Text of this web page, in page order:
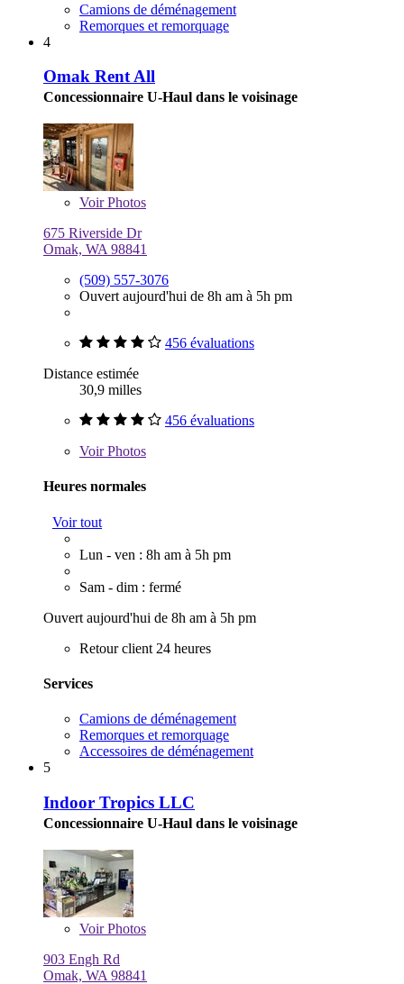
Camions de déménagement
Remorques et remorquage
4
Omak Rent All
Concessionnaire U-Haul dans le voisinage
VoirPhotos
675 Riverside Dr
Omak, WA 98841
(509) 557-3076
Ouvert aujourd'hui de 8h am à 5h pm
456 évaluations
Distance estimée
30,9 milles
456 évaluations
VoirPhotos
Heures normales
Voir tout
Lun - ven : 8h am à 5h pm
Sam - dim : fermé
Ouvert aujourd'hui de 8h am à 5h pm
Retour client 24 heures
Services
Camions de déménagement
Remorques et remorquage
Accessoires de déménagement
5
Indoor Tropics LLC
Concessionnaire U-Haul dans le voisinage
VoirPhotos
903 Engh Rd
Omak, WA 98841